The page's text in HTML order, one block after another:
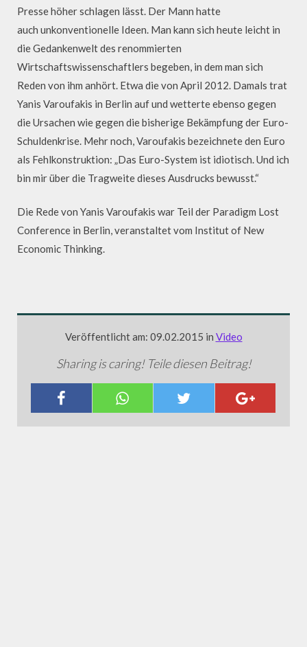
Presse höher schlagen lässt. Der Mann hatte
auch unkonventionelle Ideen. Man kann sich heute leicht in
die Gedankenwelt des renommierten
Wirtschaftswissenschaftlers begeben, in dem man sich
Reden von ihm anhört. Etwa die von April 2012. Damals trat
Yanis Varoufakis in Berlin auf und wetterte ebenso gegen
die Ursachen wie gegen die bisherige Bekämpfung der Euro-
Schuldenkrise. Mehr noch, Varoufakis bezeichnete den Euro
als Fehlkonstruktion: „Das Euro-System ist idiotisch. Und ich
bin mir über die Tragweite dieses Ausdrucks bewusst.“
Die Rede von Yanis Varoufakis war Teil der Paradigm Lost
Conference in Berlin, veranstaltet vom Institut of New
Economic Thinking.
Veröffentlicht am: 09.02.2015 in Video
Sharing is caring! Teile diesen Beitrag!